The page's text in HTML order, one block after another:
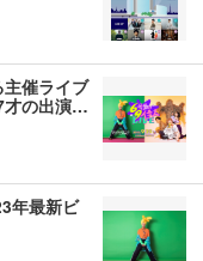
催ライブ
才の出演…
年最新ビ